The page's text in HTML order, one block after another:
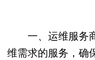
一、运维服务
维需求的服务，确